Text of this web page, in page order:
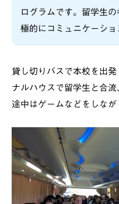
ログラムです。留学生
極的にコミュニケーショ
貸し切りバスで本校を出
ナルハウスで留学生と合流
途中はゲームなどをしなが